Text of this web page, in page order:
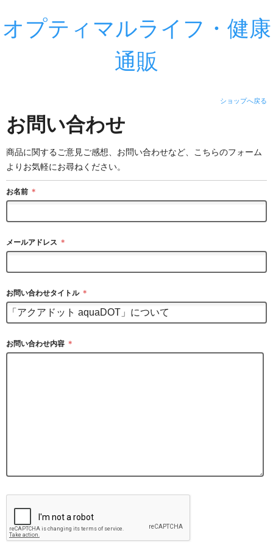
オプティマルライフ・健康
通販
ショップへ戻る
お問い合わせ
商品に関するご意見ご感想、お問い合わせなど、こちらのフォーム
よりお気軽にお尋ねください。
お名前 ＊
メールアドレス ＊
お問い合わせタイトル ＊
お問い合わせ内容 ＊